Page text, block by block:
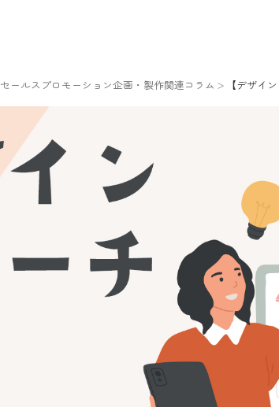
セールスプロモーション企画・製作関連コラム 【デザイ